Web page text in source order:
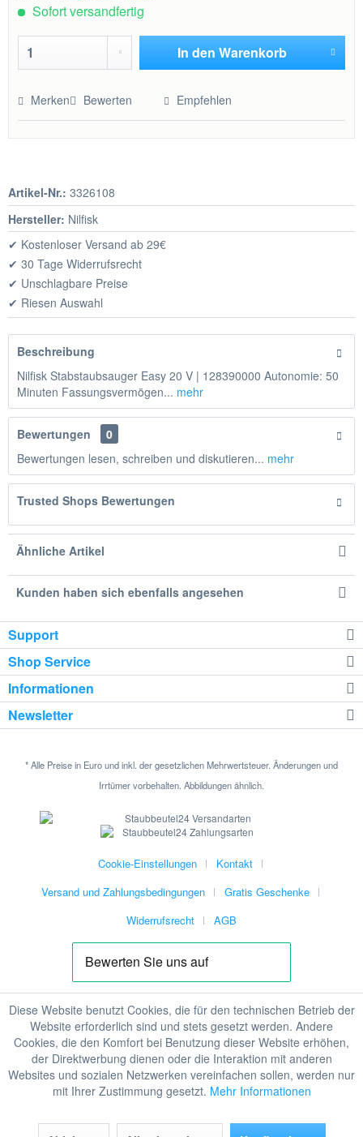
Sofort versandfertig
In den Warenkorb
Merken Bewerten Empfehlen
Artikel-Nr.: 3326108
Hersteller: Nilfisk
✔ Kostenloser Versand ab 29€
✔ 30 Tage Widerrufsrecht
✔ Unschlagbare Preise
✔ Riesen Auswahl
Beschreibung
Nilfisk Stabstaubsauger Easy 20 V | 128390000 Autonomie: 50
Minuten Fassungsvermögen... mehr
Bewertungen
0
Bewertungen lesen, schreiben und diskutieren... mehr
Trusted Shops Bewertungen
Ähnliche Artikel
Kunden haben sich ebenfalls angesehen
Support
Shop Service
Informationen
Newsletter
* Alle Preise in Euro und inkl. der gesetzlichen Mehrwertsteuer. Änderungen und
Irrtümer vorbehalten. Abbildungen ähnlich.
Cookie-Einstellungen
Kontakt
Versand und Zahlungsbedingungen
Gratis Geschenke
Widerrufsrecht
AGB
Diese Website benutzt Cookies, die für den technischen Betrieb der
Website erforderlich sind und stets gesetzt werden. Andere
Cookies, die den Komfort bei Benutzung dieser Website erhöhen,
der Direktwerbung dienen oder die Interaktion mit anderen
Websites und sozialen Netzwerken vereinfachen sollen, werden nur
mit Ihrer Zustimmung gesetzt. Mehr Informationen